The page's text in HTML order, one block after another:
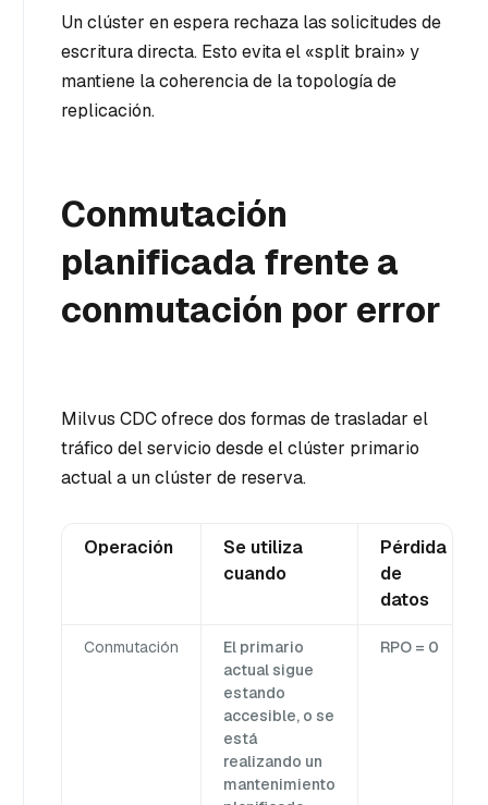
Un clúster en espera rechaza las solicitudes de
escritura directa. Esto evita el «split brain» y
mantiene la coherencia de la topología de
replicación.
Conmutación
planificada frente a
conmutación por error
Milvus CDC ofrece dos formas de trasladar el
tráfico del servicio desde el clúster primario
actual a un clúster de reserva.
Operación
Se utiliza
cuando
Pérdida
de
datos
Conmutación
El primario
actual sigue
estando
accesible, o se
está
realizando un
mantenimiento
RPO = 0